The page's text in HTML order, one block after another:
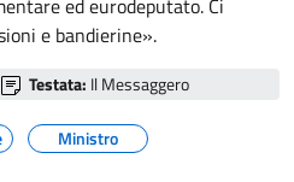
e bandierine».
Testata: Il Messaggero
Ministro